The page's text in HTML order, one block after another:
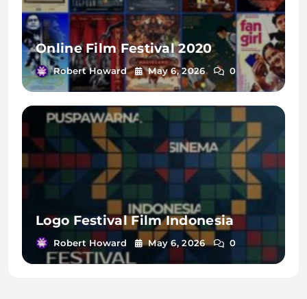
Online Film Festival 2020
Robert Howard May 6, 2026 0
Logo Festival Film Indonesia
Robert Howard May 6, 2026 0